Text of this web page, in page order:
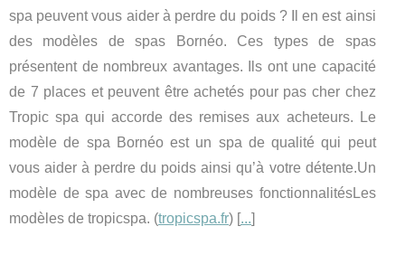
spa peuvent vous aider à perdre du poids ? Il en est ainsi
des modèles de spas Bornéo. Ces types de spas
présentent de nombreux avantages. Ils ont une capacité
de 7 places et peuvent être achetés pour pas cher chez
Tropic spa qui accorde des remises aux acheteurs. Le
modèle de spa Bornéo est un spa de qualité qui peut
vous aider à perdre du poids ainsi qu’à votre détente.Un
modèle de spa avec de nombreuses fonctionnalitésLes
modèles de tropicspa. (tropicspa.fr) [...]